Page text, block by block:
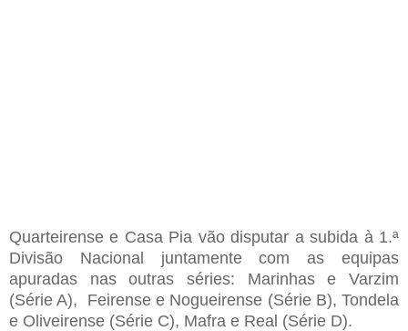
Quarteirense e Casa Pia vão disputar a subida à 1.ª
Divisão Nacional juntamente com as equipas
apuradas nas outras séries: Marinhas e Varzim
(Série A), Feirense e Nogueirense (Série B), Tondela
e Oliveirense (Série C), Mafra e Real (Série D).